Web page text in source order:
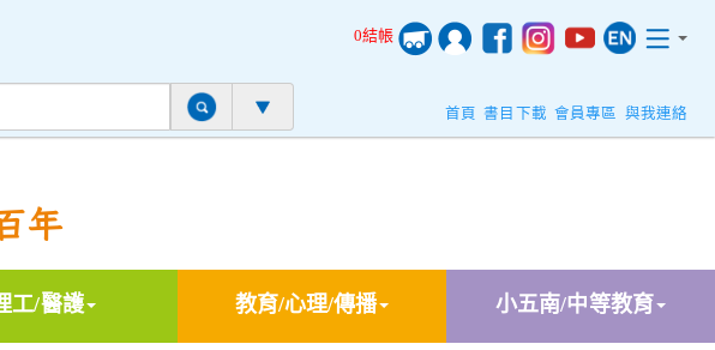
0結帳
首頁 書目下載 會員專區 與我連絡
年
工/醫護 教育/心理/傳播 小五南/中等教育